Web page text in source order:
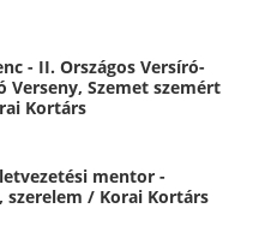
- II. Országos Versíró-
Verseny, Szemet szemért
Kortárs
mentor -
szerelem / Korai Kortárs